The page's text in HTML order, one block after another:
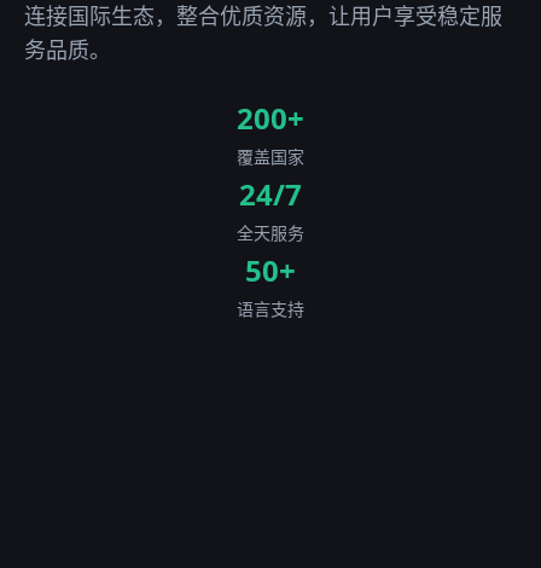
连接国际生态，整合优质资源，让用户享受稳定服
务品质。
200+
覆盖国家
24/7
全天服务
50+
语言支持